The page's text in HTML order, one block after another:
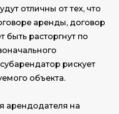
отличны от тех, что
аренды, договор
расторгнут по
рискует
объекта.
арендодателя на